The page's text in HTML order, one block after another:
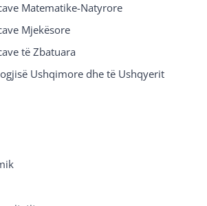
Matematike-Natyrore
Mjekësore
të Zbatuara
Ushqimore dhe të Ushqyerit